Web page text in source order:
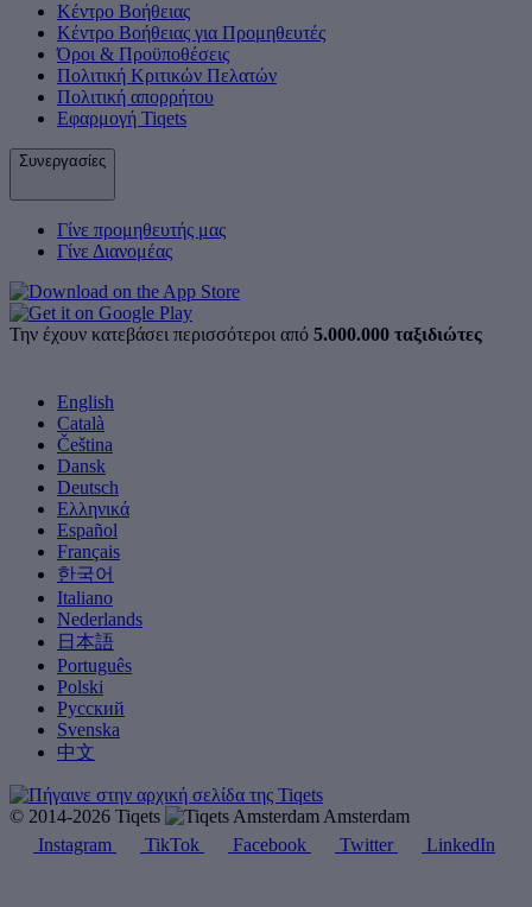
Κέντρο Βοήθειας
Κέντρο Βοήθειας για Προμηθευτές
Όροι & Προϋποθέσεις
Πολιτική Κριτικών Πελατών
Πολιτική απορρήτου
Εφαρμογή Tiqets
Συνεργασίες
Γίνε προμηθευτής μας
Γίνε Διανομέας
Την έχουν κατεβάσει περισσότεροι από 5.000.000 ταξιδιώτες
English
Català
Čeština
Dansk
Deutsch
Ελληνικά
Español
Français
한국어
Italiano
Nederlands
日本語
Português
Polski
Русский
Svenska
中文
© 2014-2026 Tiqets
Amsterdam
Instagram
TikTok Facebook Twitter LinkedIn